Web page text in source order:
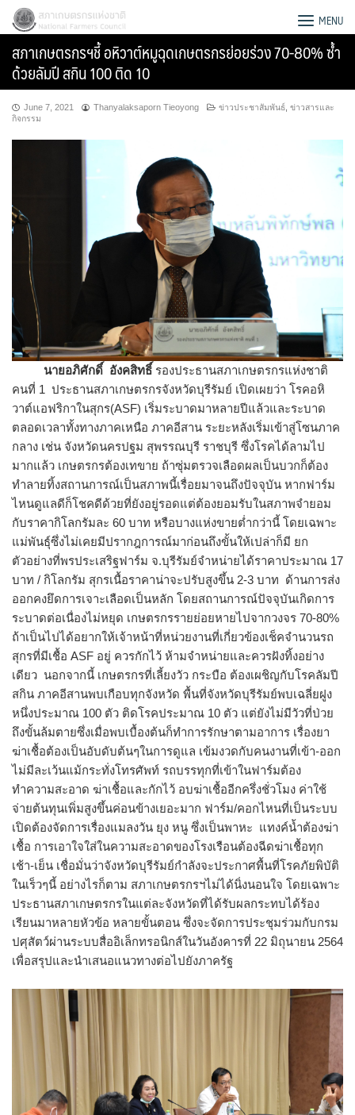
Skip
content
Search
for:
สภาเกษตรกรแห่งชาติ MENU
สภาเกษตรกรฯชี้ อหิวาต์หมูฉุดเกษตรกรย่อยร่วง 70-80% ซ้ำ
ด้วยลัมปี สกิน 100 ติด 10
June 7, 2021 Thanyalaksaporn Tieoyong ข่าวประชาสัมพันธ์ ข่าวสารและ
กิจกรรม
นายอภิศักดิ์ อังคสิทธิ์ รองประธานสภาเกษตรกรแห่งชาติ
คนที่ 1 ประธานสภาเกษตรกรจังหวัดบุรีรัมย์ เปิดเผยว่า โรคอหิ
วาต์แอฟริกาในสุกร(ASF) เริ่มระบาดมาหลายปีแล้วและระบาด
ตลอดเวลาทั้งทางภาคเหนือ ภาคอีสาน ระยะหลังเริ่มเข้าสู่โซนภาค
กลาง เช่น จังหวัดนครปฐม สุพรรณบุรี ราชบุรี ซึ่งโรคได้ลามไป
มากแล้ว เกษตรกรต้องเทขาย ถ้าซุ่มตรวจเลือดผลเป็นบวกก็ต้อง
ทำลายทิ้งสถานการณ์เป็นสภาพนี้เรื่อยมาจนถึงปัจจุบัน หากฟาร์ม
ไหนดูแลดีก็โชคดีด้วยที่ยังอยู่รอดแต่ต้องยอมรับในสภาพจำยอม
กับราคากิโลกรัมละ 60 บาท หรือบางแห่งขายต่ำกว่านี้ โดยเฉพาะ
แม่พันธุ์ซึ่งไม่เคยมีปรากฎการณ์มาก่อนถึงขั้นให้เปล่าก็มี ยก
ตัวอย่างที่พรประเสริฐฟาร์ม จ.บุรีรัมย์จำหน่ายได้ราคาประมาณ 17
บาท / กิโลกรัม สุกรเนื้อราคาน่าจะปรับสูงขึ้น 2-3 บาท ด้านการส่ง
ออกคงยึดการเจาะเลือดเป็นหลัก โดยสถานการณ์ปัจจุบันเกิดการ
ระบาดต่อเนื่องไม่หยุด เกษตรกรรายย่อยหายไปจากวงจร 70-80%
ถ้าเป็นไปได้อยากให้เจ้าหน้าที่หน่วยงานที่เกี่ยวข้องเช็คจำนวนรถ
สุกรที่มีเชื้อ ASF อยู่ ควรกักไว้ ห้ามจำหน่ายและควรฝังทิ้งอย่าง
เดียว นอกจากนี้ เกษตรกรที่เลี้ยงวัว กระบือ ต้องเผชิญกับโรคลัมปี
สกิน ภาคอีสานพบเกือบทุกจังหวัด พื้นที่จังหวัดบุรีรัมย์พบเฉลี่ยฝูง
หนึ่งประมาณ 100 ตัว ติดโรคประมาณ 10 ตัว แต่ยังไม่มีวัวที่ป่วย
ถึงขั้นล้มตายซึ่งเมื่อพบเบื้องต้นก็ทำการรักษาตามอาการ เรื่องยา
ฆ่าเชื้อต้องเป็นอับดับต้นๆในการดูแล เข้มงวดกับคนงานที่เข้า-ออก
ไม่มีละเว้นแม้กระทั่งโทรศัพท์ รถบรรทุกที่เข้าในฟาร์มต้อง
ทำความสะอาด ฆ่าเชื้อและกักไว้ อบฆ่าเชื้ออีกครึ่งชั่วโมง ค่าใช้
จ่ายต้นทุนเพิ่มสูงขึ้นค่อนข้างเยอะมาก ฟาร์ม/คอกไหนที่เป็นระบบ
เปิดต้องจัดการเรื่องแมลงวัน ยุง หนู ซึ่งเป็นพาหะ แทงค์น้ำต้องฆ่า
เชื้อ การเอาใจใส่ในความสะอาดของโรงเรือนต้องฉีดฆ่าเชื้อทุก
เช้า-เย็น เชื่อมั่นว่าจังหวัดบุรีรัมย์กำลังจะประกาศพื้นที่โรคภัยพิบัติ
ในเร็วๆนี้ อย่างไรก็ตาม สภาเกษตรกรฯไม่ได้นิ่งนอนใจ โดยเฉพาะ
ประธานสภาเกษตรกรในแต่ละจังหวัดที่ได้รับผลกระทบได้ร้อง
เรียนมาหลายหัวข้อ หลายขั้นตอน ซึ่งจะจัดการประชุมร่วมกับกรม
ปศุสัตว์ผ่านระบบสื่ออิเล็กทรอนิกส์ในวันอังคารที่ 22 มิถุนายน 2564
เพื่อสรุปและนำเสนอแนวทางต่อไปยังภาครัฐ